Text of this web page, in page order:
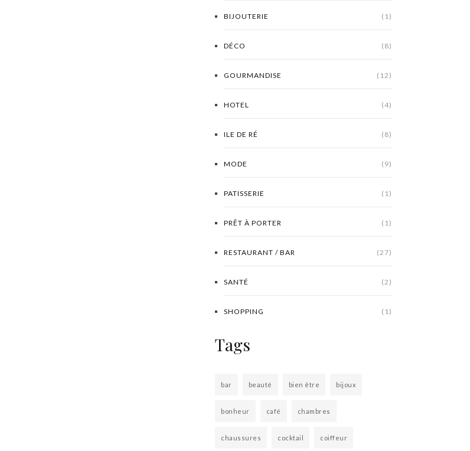
BIJOUTERIE (1)
DÉCO (8)
GOURMANDISE (12)
HOTEL (4)
ILE DE RÉ (8)
MODE (9)
PATISSERIE (1)
PRÊT À PORTER (1)
RESTAURANT / BAR (27)
SANTÉ (2)
SHOPPING (1)
Tags
bar beauté bien être bijoux
bonheur café chambres
chaussures cocktail coiffeur